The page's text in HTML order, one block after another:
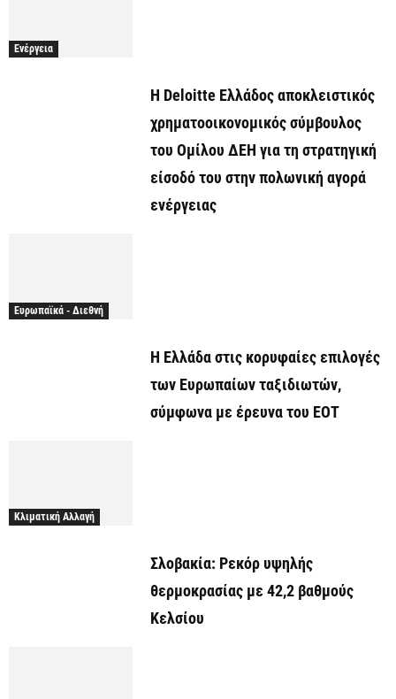
Ενέργεια
Η Deloitte Ελλάδος αποκλειστικός
χρηματοοικονομικός σύμβουλος
του Ομίλου ΔΕΗ για τη στρατηγική
είσοδό του στην πολωνική αγορά
ενέργειας
Ευρωπαϊκά - Διεθνή
Η Ελλάδα στις κορυφαίες επιλογές
των Ευρωπαίων ταξιδιωτών,
σύμφωνα με έρευνα του ΕΟΤ
Κλιματική Αλλαγή
Σλοβακία: Ρεκόρ υψηλής
θερμοκρασίας με 42,2 βαθμούς
Κελσίου